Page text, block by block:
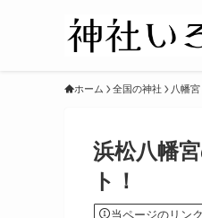
ホーム 全国の神社 八幡
浜松八幡
ト！
当ページのリン